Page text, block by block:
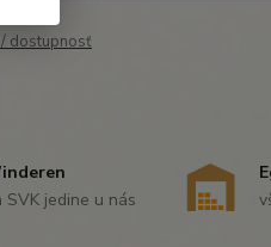
/ dostupnosť
SVK jedine u nás